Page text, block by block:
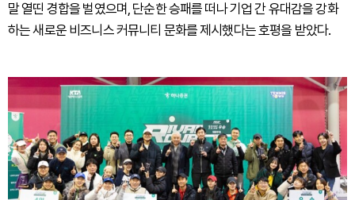
말 열띤 경합을 벌였으며, 단순한 승패를 떠나 기업 간 유대감을 강화
하는 새로운 비즈니스 커뮤니티 문화를 제시했다는 호평을 받았다.